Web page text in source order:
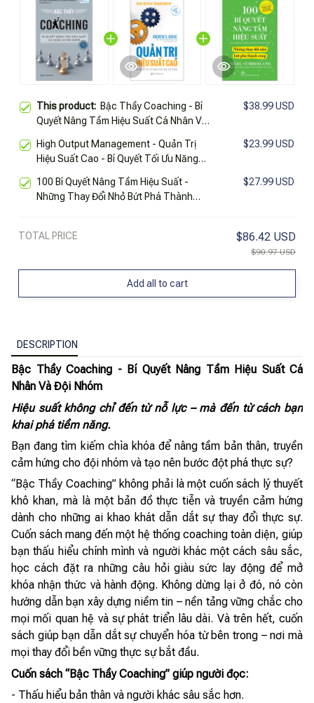
This product: Bậc Thầy Coaching - Bí
Quyết Nâng Tầm Hiệu Suất Cá Nhân Và
$38.99 USD
High Output Management - Quản Trị
Hiệu Suất Cao - Bí Quyết Tối Ưu Năng
$23.99 USD
100 Bí Quyết Nâng Tầm Hiệu Suất -
Những Thay Đổi Nhỏ Bứt Phá Thành
$27.99 USD
TOTAL PRICE $86.42 USD
$90.97 USD
Add all to cart
DESCRIPTION
Bậc Thầy Coaching - Bí Quyết Nâng Tầm Hiệu Suất Cá
Nhân Và Đội Nhóm
Hiệu suất không chỉ đến từ nỗ lực – mà đến từ cách bạn
khai phá tiềm năng.
Bạn đang tìm kiếm chìa khóa để nâng tầm bản thân, truyền
cảm hứng cho đội nhóm và tạo nên bước đột phá thực sự?
“Bậc Thầy Coaching” không phải là một cuốn sách lý thuyết
khô khan, mà là một bản đồ thực tiễn và truyền cảm hứng
dành cho những ai khao khát dẫn dắt sự thay đổi thực sự.
Cuốn sách mang đến một hệ thống coaching toàn diện, giúp
bạn thấu hiểu chính mình và người khác một cách sâu sắc,
học cách đặt ra những câu hỏi giàu sức lay động để mở
khóa nhận thức và hành động. Không dừng lại ở đó, nó còn
hướng dẫn bạn xây dựng niềm tin – nền tảng vững chắc cho
mọi mối quan hệ và sự phát triển lâu dài. Và trên hết, cuốn
sách giúp bạn dẫn dắt sự chuyển hóa từ bên trong – nơi mà
mọi thay đổi bền vững thực sự bắt đầu.
Cuốn sách “Bậc Thầy Coaching” giúp người đọc:
- Thấu hiểu bản thân và người khác sâu sắc hơn.